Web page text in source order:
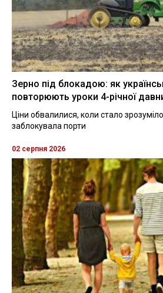
Зерно під блокадою: як
повторюють уроки 4-річної
Ціни обвалилися, коли стало
заблокувала порти
02 серпня 2026